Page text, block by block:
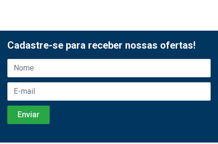
Cadastre-se para receber nossas ofertas!